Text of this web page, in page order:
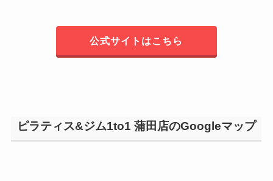
公式サイトはこちら
ピラティス&ジム1to1 蒲田店のGoogleマップ